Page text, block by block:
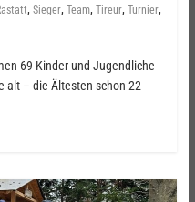
, Sieger, Team, Tireur, Turnier,
69 Kinder und Jugendliche
alt – die Ältesten schon 22